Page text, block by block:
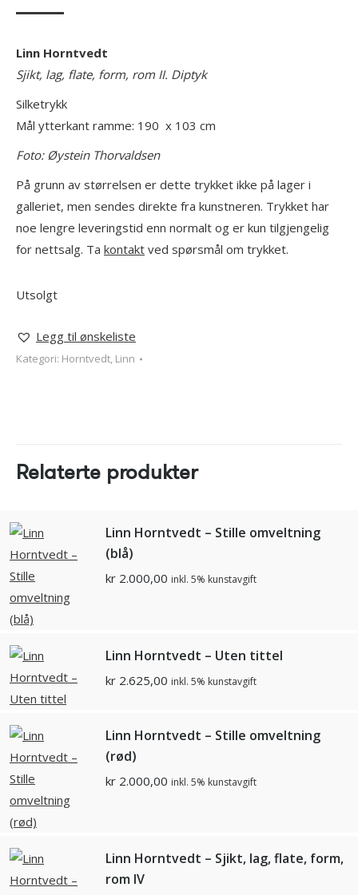
Linn Horntvedt
Sjikt, lag, flate, form, rom II. Diptyk
Silketrykk
Mål ytterkant ramme: 190 x 103 cm
Foto: Øystein Thorvaldsen
På grunn av størrelsen er dette trykket ikke på lager i
galleriet, men sendes direkte fra kunstneren. Trykket har
noe lengre leveringstid enn normalt og er kun tilgjengelig
for nettsalg. Ta kontakt ved spørsmål om trykket.
Utsolgt
Legg til ønskeliste
Kategori: Horntvedt, Linn
Relaterte produkter
Linn Horntvedt – Stille omveltning
(blå)
kr 2.000,00 inkl. 5% kunstavgift
Linn Horntvedt – Uten tittel
kr 2.625,00 inkl. 5% kunstavgift
Linn Horntvedt – Stille omveltning
(rød)
kr 2.000,00 inkl. 5% kunstavgift
Linn Horntvedt – Sjikt, lag, flate, form,
rom lV